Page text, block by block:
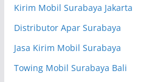
Kirim Mobil Surabaya Jakarta
Distributor Apar Surabaya
Jasa Kirim Mobil Surabaya
Towing Mobil Surabaya Bali